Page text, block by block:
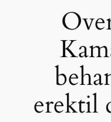
erektil